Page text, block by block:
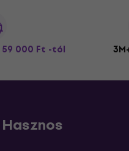
59 000 Ft -tól
Hasznos